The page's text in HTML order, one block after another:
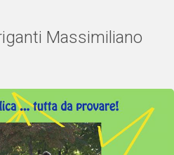
Massimiliano